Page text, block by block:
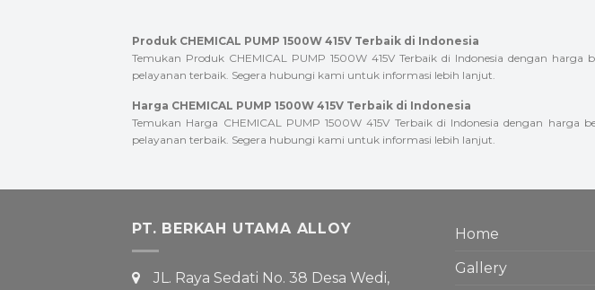
Produk CHEMICAL PUMP 1500W 415V Terbaik di Indonesia
Temukan Produk CHEMICAL PUMP 1500W 415V Terbaik di Indonesia dengan
pelayanan terbaik. Segera hubungi kami untuk informasi lebih lanjut.
Harga CHEMICAL PUMP 1500W 415V Terbaik di Indonesia
Temukan Harga CHEMICAL PUMP 1500W 415V Terbaik di Indonesia dengan
pelayanan terbaik. Segera hubungi kami untuk informasi lebih lanjut.
PT. BERKAH UTAMA ALLOY
JL. Raya Sedati No. 38 Desa Wedi,
Home
Gallery